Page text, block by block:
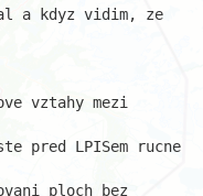
a kdyz vidim, ze
vztahy mezi
pred LPISem rucne
ploch bez